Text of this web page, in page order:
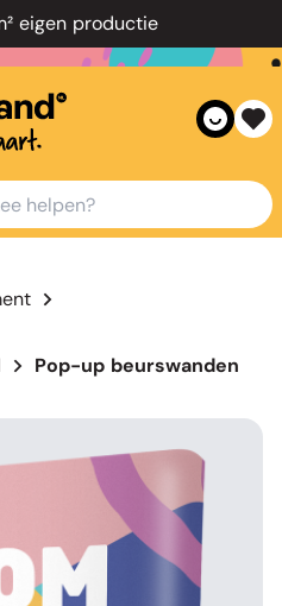
eigen productie
Pop-up beurswanden